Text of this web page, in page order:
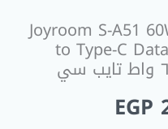
Joyroom S-A51
to Type-C
EGP